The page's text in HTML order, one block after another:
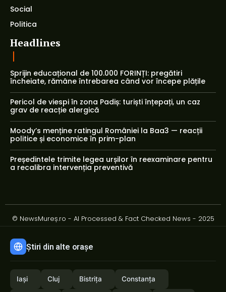
Social
Politica
Headlines
Sprijin educațional de 100.000 FORINȚI: pregătiri
încheiate, rămâne întrebarea când vor începe plățile
Pericol de viespi în zona Padiș: turiști înțepați, un caz
grav de reacție alergică
Moody’s menține ratingul României la Baa3 — reacții
politice și economice în prim-plan
Președintele trimite legea urșilor în reexaminare pentru
a recalibra intervenția preventivă
© NewsMureș.ro - AI Processed & Fact Checked News - 2025
Știri din alte orașe
Iași Cluj Bistrița Constanța